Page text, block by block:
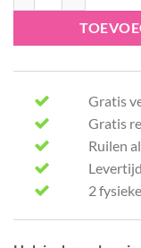
Gratis
Gratis
Ruilen
2